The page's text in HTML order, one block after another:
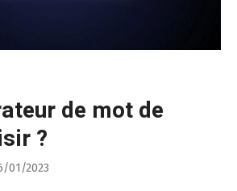
de mot de
?
01/2023